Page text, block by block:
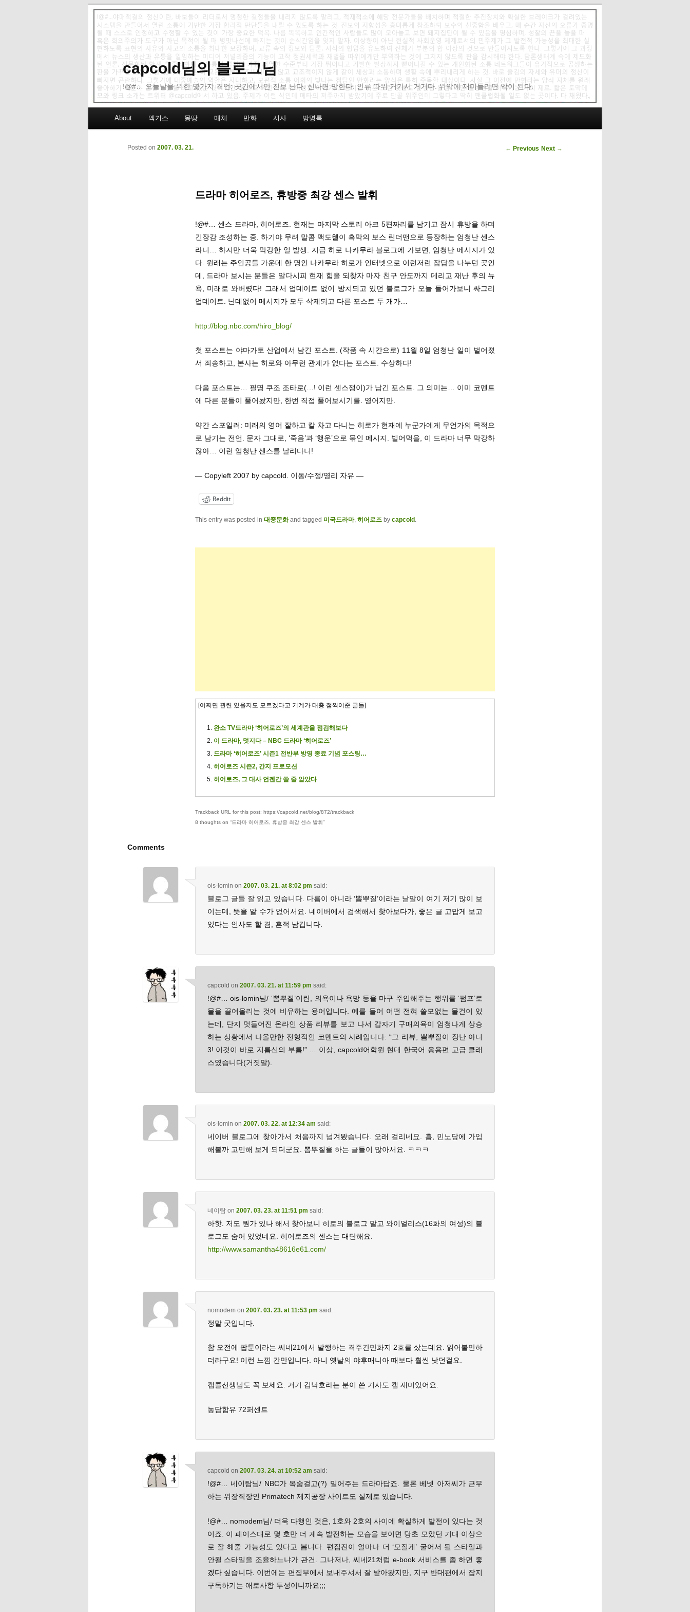
capcold님의 블로그님
!@#… 오늘날을 위한 몇가지 격언: 곳간에서만 진보 난다. 신나면 망한다. 인류 따위 거기서 거기다. 위악에 재미들리면 악이 된다.
Skip to primary content
Skip to secondary content
About 엑기스 몽땅 매체 만화 시사 방명록
Post navigation
← Previous Next →
드라마 히어로즈, 휴방중 최강 센스 발휘
Posted on 2007. 03. 21.
!@#… 센스 드라마, 히어로즈. 현재는 마지막 스토리 아크 5편짜리를 남기고 잠시 휴방을 하며
긴장감 조성하는 중. 하기야 무려 말콤 맥도웰이 흑막의 보스 린더맨으로 등장하는 엄청난 센스
라니… 하지만 더욱 막강한 일 발생. 지금 히로 나카무라 블로그에 가보면, 엄청난 메시지가 있
다. 원래는 주인공들 가운데 한 명인 나카무라 히로가 인터넷으로 이런저런 잡담을 나누던 곳인
데, 드라마 보시는 분들은 알다시피 현재 힘을 되찾자 마자 친구 안도까지 데리고 재난 후의 뉴
욕, 미래로 와버렸다! 그래서 업데이트 없이 방치되고 있던 블로그가 오늘 들어가보니 싸그리
업데이트. 난데없이 메시지가 모두 삭제되고 다른 포스트 두 개가…
http://blog.nbc.com/hiro_blog/
첫 포스트는 야마가토 산업에서 남긴 포스트. (작품 속 시간으로) 11월 8일 엄청난 일이 벌어졌
서 죄송하고, 본사는 히로와 아무런 관계가 없다는 포스트. 수상하다!
다음 포스트는… 필명 쿠조 조타로(…! 이런 센스쟁이)가 남긴 포스트. 그 의미는… 이미 코멘트
에 다른 분들이 풀어놨지만, 한번 직접 풀어보시기를. 영어지만.
약간 스포일러: 미래의 영어 잘하고 칼 차고 다니는 히로가 현재에 누군가에게 무언가의 목적으
로 남기는 전언. 문자 그대로, ‘죽음’과 ‘행운’으로 묶인 메시지. 빌어먹을, 이 드라마 너무 막강하
잖아… 이런 엄청난 센스를 날리다니!
— Copyleft 2007 by capcold. 이동/수정/영리 자유 —
Reddit
This entry was posted in 대중문화and tagged 미국드라마, 히어로즈by capcold .
[어쩌면 관련 있을지도 모르겠다고 기계가 대충 점찍어준 글들]
완소 TV드라마 ‘히어로즈’의 세계관을 점검해보다
이 드라마, 멋지다 – NBC 드라마 ‘히어로즈’
드라마 ‘히어로즈’ 시즌1 전반부 방영 종료 기념 포스팅…
히어로즈 시즌2, 간지 프로모션
히어로즈, 그 대사 언젠간 쓸 줄 알았다
Trackback URL for this post: https://capcold.net/blog/872/trackback
8 thoughts on “드라마 히어로즈, 휴방중 최강 센스 발휘”
Comments
ois-lomin on 2007. 03. 21. at 8:02 pm said:
블로그 글들 잘 읽고 있습니다. 다름이 아니라 ‘뽐뿌질’이라는 낱말이 여기 저기 많이 보
이는데, 뜻을 알 수가 없어서요. 네이버에서 검색해서 찾아보다가, 좋은 글 고맙게 보고
있다는 인사도 할 겸, 흔적 남깁니다.
capcold on 2007. 03. 21. at 11:59 pm said:
!@#… ois-lomin님/ ‘뽐뿌질’이란, 의욕이나 욕망 등을 마구 주입해주는 행위를 ‘펌프’로
물을 끌어올리는 것에 비유하는 용어입니다. 예를 들어 어떤 전혀 쓸모없는 물건이 있
는데, 단지 멋들어진 온라인 상품 리뷰를 보고 나서 갑자기 구매의욕이 엄청나게 상승
하는 상황에서 나올만한 전형적인 코멘트의 사례입니다: “그 리뷰, 뽐뿌질이 장난 아니
3! 이것이 바로 지름신의 부름!” … 이상, capcold어학원 현대 한국어 응용편 고급 클래
스였습니다(거짓말).
ois-lomin on 2007. 03. 22. at 12:34 am said:
네이버 블로그에 찾아가서 처음까지 넘겨봤습니다. 오래 걸리네요. 흠, 민노당에 가입
해볼까 고민해 보게 되더군요. 뽐뿌질을 하는 글들이 많아서요. ㅋㅋㅋ
네이탐on 2007. 03. 23. at 11:51 pm said:
하핫. 저도 뭔가 있나 해서 찾아보니 히로의 블로그 말고 와이얼리스(16화의 여성)의 블
로그도 숨어 있었네요. 히어로즈의 센스는 대단해요.
http://www.samantha48616e61.com/
nomodemon 2007. 03. 23. at 11:53 pm said:
정말 굿입니다.
참 오전에 팝툰이라는 씨네21에서 발행하는 격주간만화지 2호를 샀는데요. 읽어볼만하
더라구요! 이런 느낌 간만입니다. 아니 옛날의 야후매니아 때보다 훨씬 낫던걸요.
캡콜선생님도 꼭 보세요. 거기 김낙호라는 분이 쓴 기사도 캡 재미있어요.
농담함유 72퍼센트
capcold on 2007. 03. 24. at 10:52 am said:
!@#… 네이탐님/ NBC가 목숨걸고(?) 밀어주는 드라마답죠. 물론 베넷 아저씨가 근무
하는 위장직장인 Primatech 제지공장 사이트도 실제로 있습니다.
!@#… nomodem님/ 더욱 다행인 것은, 1호와 2호의 사이에 확실하게 발전이 있다는 것
이죠. 이 페이스대로 몇 호만 더 계속 발전하는 모습을 보이면 당초 모았던 기대 이상으
로 잘 해줄 가능성도 있다고 봅니다. 편집진이 얼마나 더 ‘모질게’ 굴어서 될 스타일과
안될 스타일을 조율하느냐가 관건. 그나저나, 씨네21처럼 e-book 서비스를 좀 하면 좋
겠다 싶습니다. 이번에는 편집부에서 보내주셔서 잘 받아봤지만, 지구 반대편에서 잡지
구독하기는 애로사항 투성이니까요;;;